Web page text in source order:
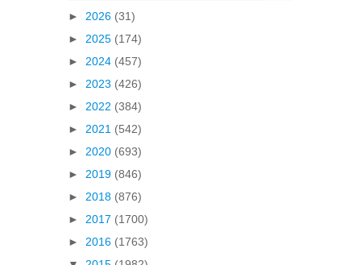
► 2026 (31)
► 2025 (174)
► 2024 (457)
► 2023 (426)
► 2022 (384)
► 2021 (542)
► 2020 (693)
► 2019 (846)
► 2018 (876)
► 2017 (1700)
► 2016 (1763)